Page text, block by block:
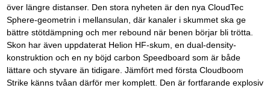
över längre distanser. Den stora nyheten är den nya CloudTec
Sphere-geometrin i mellansulan, där kanaler i skummet ska ge
bättre stötdämpning och mer rebound när benen börjar bli trötta.
Skon har även uppdaterat Helion HF-skum, en dual-density-
konstruktion och en ny böjd carbon Speedboard som är både
lättare och styvare än tidigare. Jämfört med första Cloudboom
Strike känns tvåan därför mer komplett. Den är fortfarande explosiv